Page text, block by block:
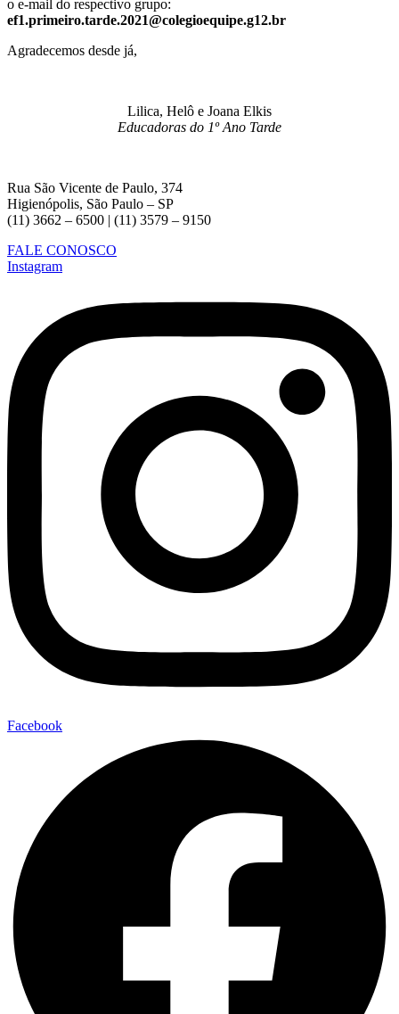
o e-mail do respectivo grupo:
ef1.primeiro.tarde.2021@colegioequipe.g12.br
Agradecemos desde já,
Lilica, Helô e Joana Elkis
Educadoras do 1º Ano Tarde
Rua São Vicente de Paulo, 374
Higienópolis, São Paulo – SP
(11) 3662 – 6500 | (11) 3579 – 9150
FALE CONOSCO
Instagram
Facebook